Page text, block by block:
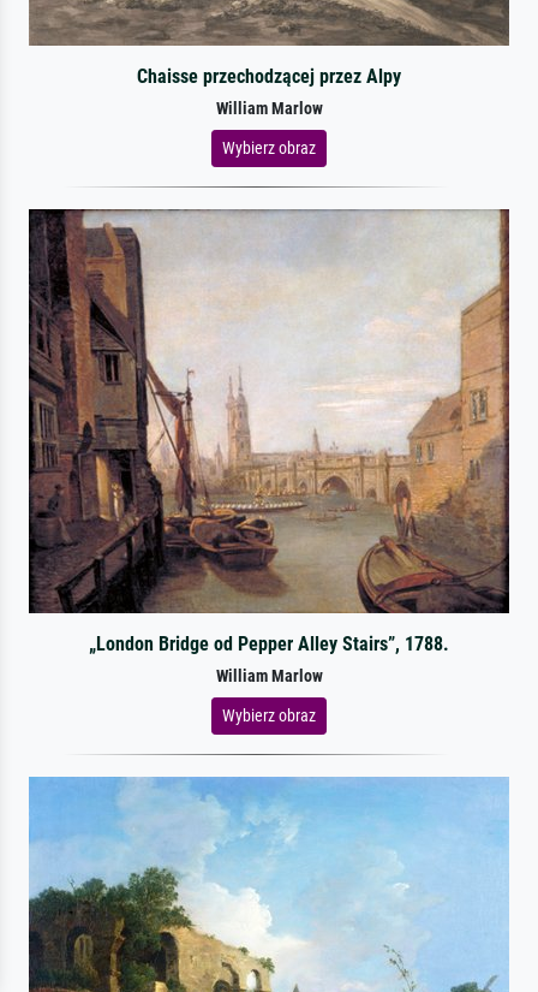
Chaisse przechodzącej przez Alpy
William Marlow
Wybierz obraz
„London Bridge od Pepper Alley Stairs”, 1788.
William Marlow
Wybierz obraz